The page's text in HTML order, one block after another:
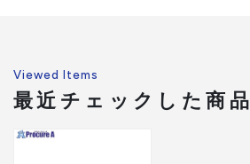
Viewed Items
最近チェックした商品